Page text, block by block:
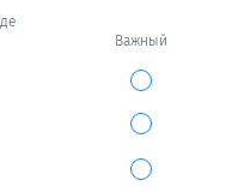
Важный